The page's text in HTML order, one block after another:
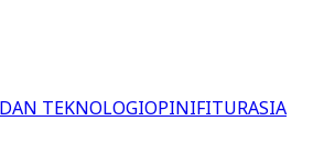
TEKNOLOGIOPINIFITURASIA